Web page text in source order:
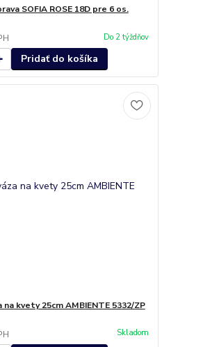
SOFIA ROSE 18D pre 6 os.
Do 2 týždňov
Pridať do košíka
kvety 25cm AMBIENTE 5332/ZP
Skladom